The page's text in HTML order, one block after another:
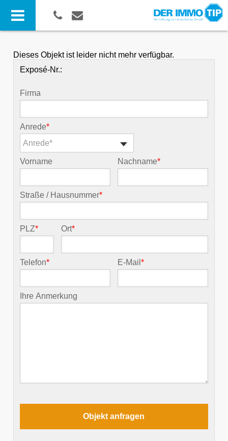
Dieses Objekt ist leider nicht mehr verfügbar.
Exposé-Nr.:
Firma
Anrede*
Anrede*
Vorname Nachname*
Straße / Hausnummer*
PLZ* Ort*
Telefon* E-Mail*
Ihre Anmerkung